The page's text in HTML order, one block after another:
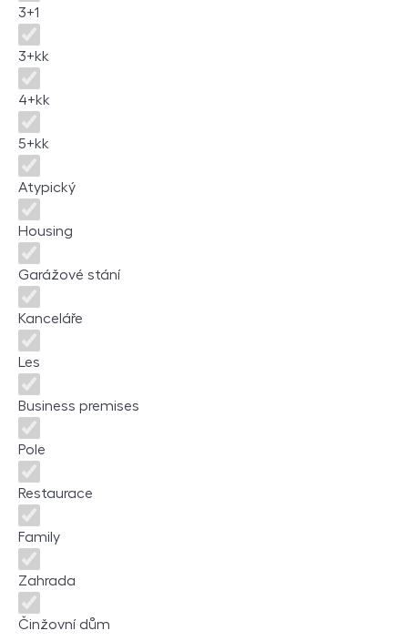
3+1
3+kk
4+kk
5+kk
Atypický
Housing
Garážové stání
Kanceláře
Les
Business premises
Pole
Restaurace
Family
Zahrada
Činžovní dům